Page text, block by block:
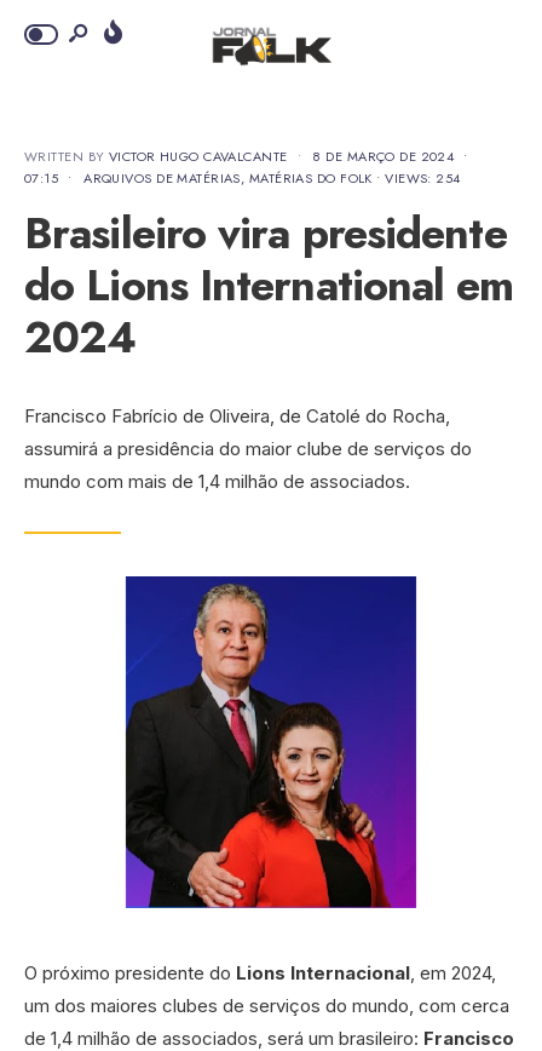
WRITTEN BY VICTOR HUGO CAVALCANTE • 8 DE MARÇO DE 2024 •
07:15 • ARQUIVOS DE MATÉRIAS, MATÉRIAS DO FOLK •VIEWS: 254
Brasileiro vira presidente
do Lions International em
2024
Francisco Fabrício de Oliveira, de Catolé do Rocha,
assumirá a presidência do maior clube de serviços do
mundo com mais de 1,4 milhão de associados.
O próximo presidente do Lions Internacional , em 2024,
um dos maiores clubes de serviços do mundo, com cerca
de 1,4 milhão de associados, será um brasileiro: Francisco